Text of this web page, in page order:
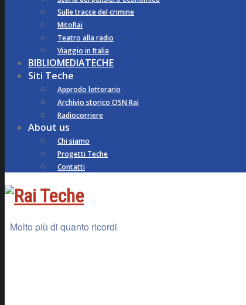
Sulle tracce del crimine
MitoRai
Teatro alla radio
Viaggio in Italia
BIBLIOMEDIATECHE
Siti Teche
Approdo letterario
Archivio storico OSN Rai
Radiocorriere
About us
Chi siamo
Progetti Teche
Contatti
Molto più di quanto ricordi